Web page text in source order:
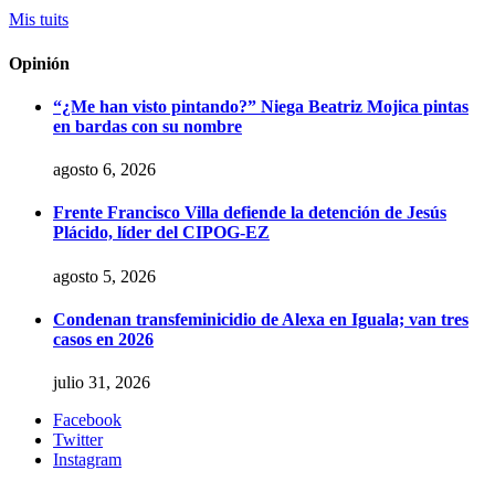
Mis tuits
Opinión
“¿Me han visto pintando?” Niega Beatriz Mojica pintas
en bardas con su nombre
agosto 6, 2026
Frente Francisco Villa defiende la detención de Jesús
Plácido, líder del CIPOG-EZ
agosto 5, 2026
Condenan transfeminicidio de Alexa en Iguala; van tres
casos en 2026
julio 31, 2026
Facebook
Twitter
Instagram